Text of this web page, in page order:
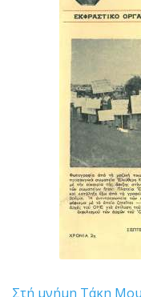
Στή μνήμη Τάκη